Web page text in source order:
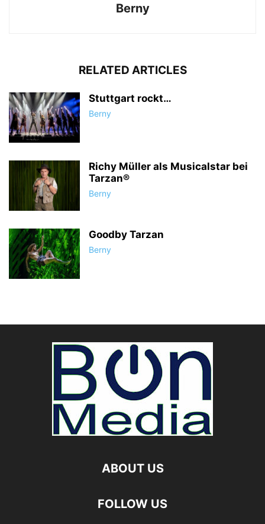
Berny
RELATED ARTICLES
Stuttgart rockt…
Berny
Richy Müller als Musicalstar bei
Tarzan®
Berny
Goodby Tarzan
Berny
ABOUT US
FOLLOW US